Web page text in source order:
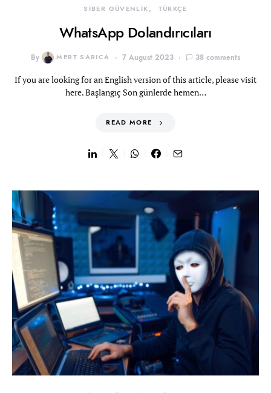
SİBER GÜVENLİK TÜRKÇE
WhatsApp Dolandırıcıları
By MERT SARICA 7 August 2023 38 comments
If you are looking for an English version of this article, please visit
here. Başlangıç Son günlerde hemen…
READ MORE